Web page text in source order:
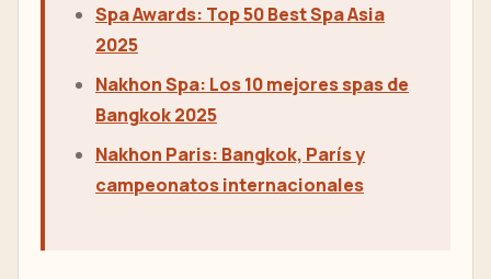
Spa Awards: Top 50 Best Spa Asia
2025
Nakhon Spa: Los 10 mejores spas de
Bangkok 2025
Nakhon Paris: Bangkok, París y
campeonatos internacionales